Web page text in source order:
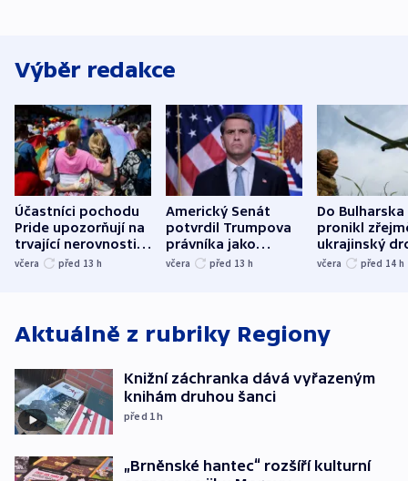
Výběr redakce
Účastníci pochodu
Pride upozorňují na
trvající nerovnosti i
společenskou
včera před 13 h
Americký Senát
potvrdil Trumpova
právníka jako
ministra
včera před 13 h
Do Bulharska
pronikl
ukrajinský
explodoval
včera před 14 h
Aktuálně z rubriky Regiony
Knižní záchranka dává vyřazeným
knihám druhou šanci
před 1h
„Brněnské hantec“ rozšíří kulturní